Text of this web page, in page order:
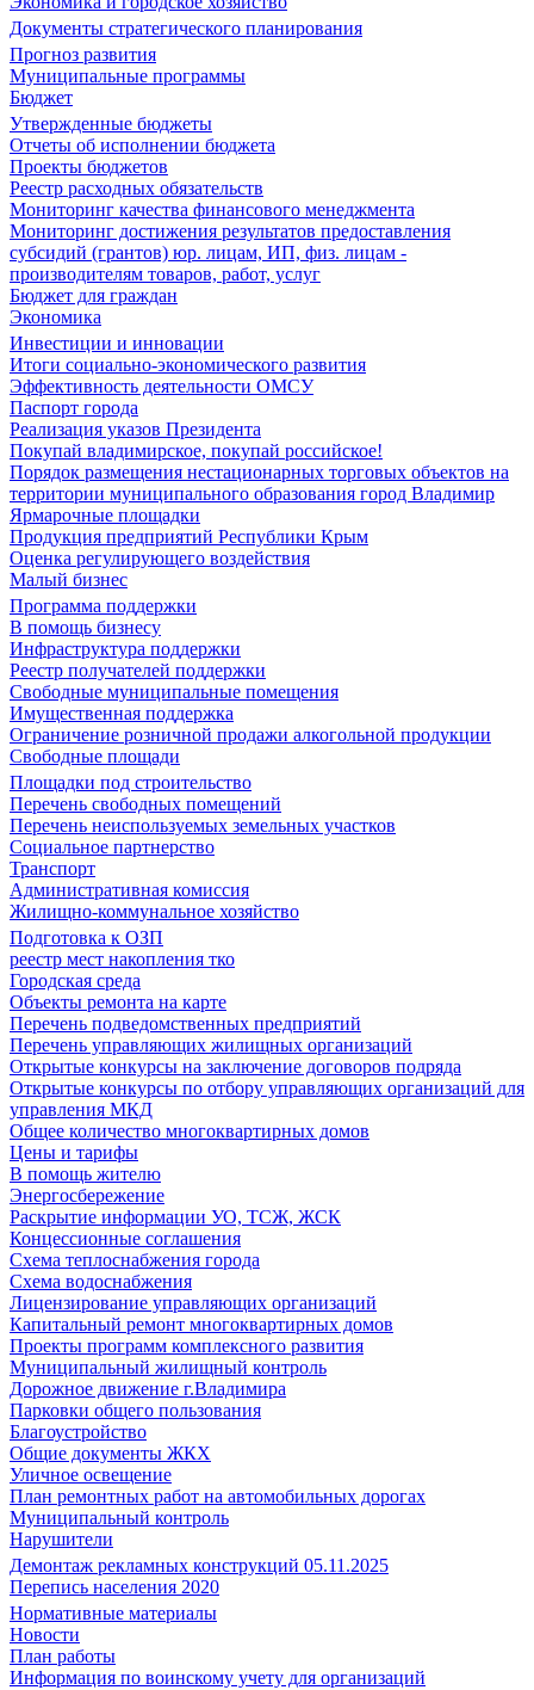
Документы стратегического планирования
Прогноз развития
Муниципальные программы
Бюджет
Утвержденные бюджеты
Отчеты об исполнении бюджета
Проекты бюджетов
Реестр расходных обязательств
Мониторинг качества финансового менеджмента
Мониторинг достижения результатов предоставления
субсидий (грантов) юр. лицам, ИП, физ. лицам -
производителям товаров, работ, услуг
Бюджет для граждан
Экономика
Инвестиции и инновации
Итоги социально-экономического развития
Эффективность деятельности ОМСУ
Паспорт города
Реализация указов Президента
Покупай владимирское, покупай российское!
Порядок размещения нестационарных торговых объектов на
территории муниципального образования город Владимир
Ярмарочные площадки
Продукция предприятий Республики Крым
Оценка регулирующего воздействия
Малый бизнес
Программа поддержки
В помощь бизнесу
Инфраструктура поддержки
Реестр получателей поддержки
Свободные муниципальные помещения
Имущественная поддержка
Ограничение розничной продажи алкогольной продукции
Свободные площади
Площадки под строительство
Перечень свободных помещений
Перечень неиспользуемых земельных участков
Социальное партнерство
Транспорт
Административная комиссия
Жилищно-коммунальное хозяйство
Подготовка к ОЗП
реестр мест накопления тко
Городская среда
Объекты ремонта на карте
Перечень подведомственных предприятий
Перечень управляющих жилищных организаций
Открытые конкурсы на заключение договоров подряда
Открытые конкурсы по отбору управляющих организаций для
управления МКД
Общее количество многоквартирных домов
Цены и тарифы
В помощь жителю
Энергосбережение
Раскрытие информации УО, ТСЖ, ЖСК
Концессионные соглашения
Схема теплоснабжения города
Схема водоснабжения
Лицензирование управляющих организаций
Капитальный ремонт многоквартирных домов
Проекты программ комплексного развития
Муниципальный жилищный контроль
Дорожное движение г.Владимира
Парковки общего пользования
Благоустройство
Общие документы ЖКХ
Уличное освещение
План ремонтных работ на автомобильных дорогах
Муниципальный контроль
Нарушители
Демонтаж рекламных конструкций 05.11.2025
Перепись населения 2020
Нормативные материалы
Новости
План работы
Информация по воинскому учету для организаций